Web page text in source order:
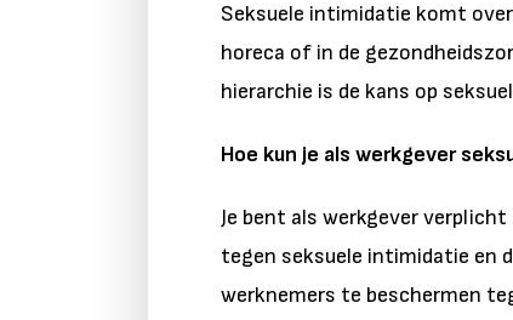
Seksuele intimidatie komt
horeca of in de
hierarchie is de kans op
Hoe kun je als werkgever
Je bent als werkgever
tegen seksuele intimidatie en
werknemers te beschermen